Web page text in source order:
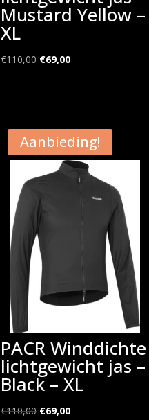
Mustard Yellow –
XL
€110,00 Oorspronkelijke
€69,00Huidige
Aanbieding!
PACR Winddichte
lichtgewicht jas –
Black – XL
€110,00 Oorspronkelijke
€69,00Huidige